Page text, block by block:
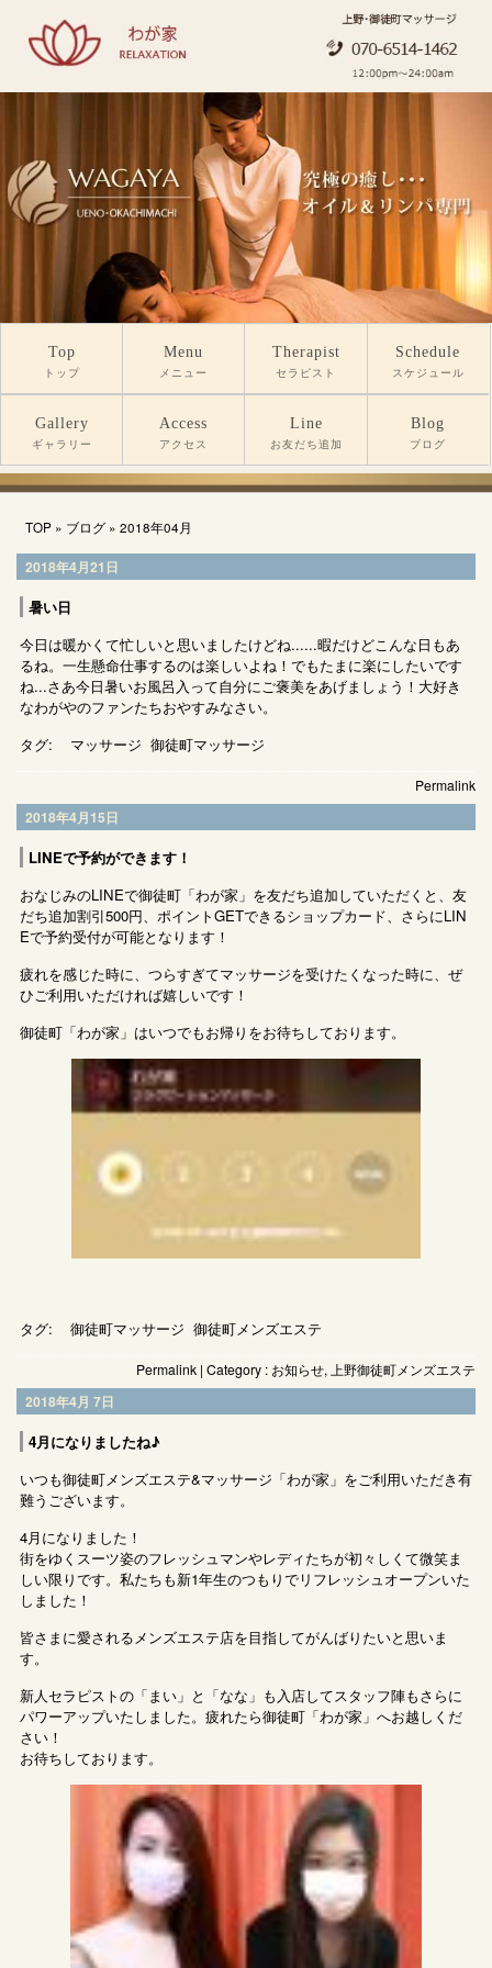
Top
トップ
Menu
メニュー
Therapist
セラピスト
Schedule
スケジュール
Gallery
ギャラリー
Access
アクセス
Line
お友だち追加
Blog
ブログ
TOP » ブログ » 2018年04月
2018年4月21日
暑い日
今日は暖かくて忙しいと思いましたけどね......暇だけどこんな日もあ
るね。一生懸命仕事するのは楽しいよね！でもたまに楽にしたいです
ね...さあ今日暑いお風呂入って自分にご褒美をあげましょう！大好き
なわがやのファンたちおやすみなさい。
タグ:
マッサージ 御徒町マッサージ
Permalink
2018年4月15日
LINEで予約ができます！
おなじみのLINEで御徒町「わが家」を友だち追加していただくと、友
だち追加割引500円、ポイントGETできるショップカード、さらにLIN
Eで予約受付が可能となります！
疲れを感じた時に、つらすぎてマッサージを受けたくなった時に、ぜ
ひご利用いただければ嬉しいです！
御徒町「わが家」はいつでもお帰りをお待ちしております。
タグ: 御徒町マッサージ 御徒町メンズエステ
Permalink | Category : お知らせ, 上野御徒町メンズエステ
2018年4月 7日
4月になりましたね♪
いつも御徒町メンズエステ&マッサージ「わが家」をご利用いただき有
難うございます。
4月になりました！
街をゆくスーツ姿のフレッシュマンやレディたちが初々しくて微笑ま
しい限りです。私たちも新1年生のつもりでリフレッシュオープンいた
しました！
皆さまに愛されるメンズエステ店を目指してがんばりたいと思いま
す。
新人セラピストの「まい」と「なな」も入店してスタッフ陣もさらに
パワーアップいたしました。疲れたら御徒町「わが家」へお越しくだ
さい！
お待ちしております。